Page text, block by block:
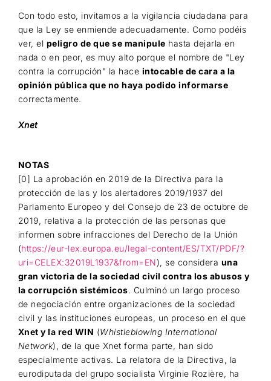
Con todo esto, invitamos a la vigilancia ciudadana para
que la Ley se enmiende adecuadamente. Como podéis
ver, el peligro de que se manipule hasta dejarla en
nada o en peor, es muy alto porque el nombre de "Ley
contra la corrupción" la hace intocable de cara a la
opinión pública que no haya podido informarse
correctamente.
Xnet
NOTAS
[0] La aprobación en 2019 de la Directiva para la
protección de las y los alertadores 2019/1937 del
Parlamento Europeo y del Consejo de 23 de octubre de
2019, relativa a la protección de las personas que
informen sobre infracciones del Derecho de la Unión
(https://eur-lex.europa.eu/legal-content/ES/TXT/PDF/?
uri=CELEX:32019L1937&from=EN), se considera una
gran victoria de la sociedad civil contra los abusos y
la corrupción sistémicos. Culminó un largo proceso
de negociación entre organizaciones de la sociedad
civil y las instituciones europeas, un proceso en el que
Xnet y la red WIN (Whistleblowing International
Network), de la que Xnet forma parte, han sido
especialmente activas. La relatora de la Directiva, la
eurodiputada del grupo socialista Virginie Rozière, ha